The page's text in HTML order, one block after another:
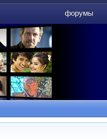
форумы